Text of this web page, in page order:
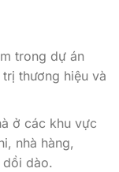
trong dự án
thương hiệu và
ở các khu vực
nhà hàng,
dào.